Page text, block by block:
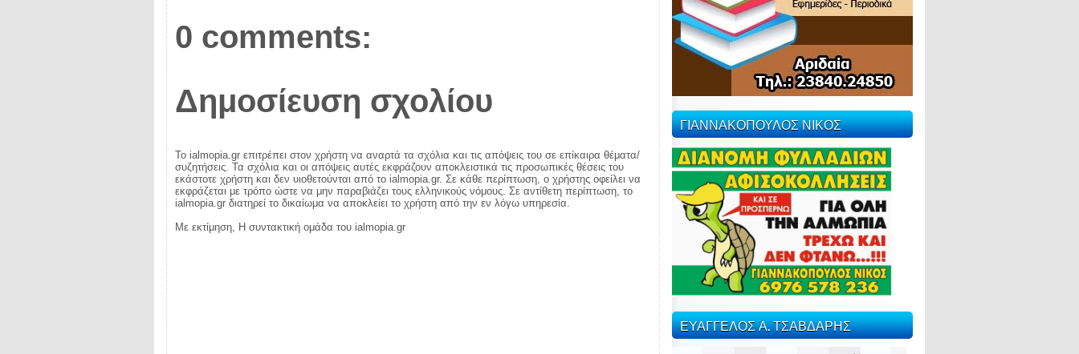
0 comments:
Δημοσίευση σχολίου
Το ialmopia.gr επιτρέπει στον χρήστη να αναρτά τα σχόλια και τις απόψεις του σε επίκαιρα θέματα/
συζητήσεις. Τα σχόλια και οι απόψεις αυτές εκφράζουν αποκλειστικά τις προσωπικές θέσεις του
εκάστοτε χρήστη και δεν υιοθετούνται από το ialmopia.gr. Σε κάθε περίπτωση, ο χρήστης οφείλει να
εκφράζεται με τρόπο ώστε να μην παραβιάζει τους ελληνικούς νόμους. Σε αντίθετη περίπτωση, το
ialmopia.gr διατηρεί το δικαίωμα να αποκλείει το χρήστη από την εν λόγω υπηρεσία.
Με εκτίμηση, Η συντακτική ομάδα του ialmopia.gr
ΓΙΑΝΝΑΚΟΠΟΥΛΟΣ ΝΙΚΟΣ
ΕΥΑΓΓΕΛΟΣ Α. ΤΣΑΒΔΑΡΗΣ